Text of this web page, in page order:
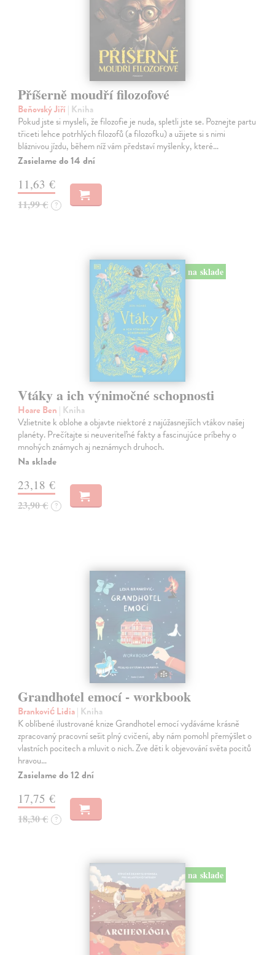
Příšerně moudří filozofové
Beňovský Jiří | Kniha
Pokud jste si mysleli, že filozofie je nuda, spletli jste se. Poznejte partu
třiceti lehce potrhlých filozofů (a filozofku) a užijete si s nimi
bláznivou jízdu, během níž vám představí myšlenky, které…
Zasielame do 14 dní
11,63 €
11,99 € ?
na sklade
Vtáky a ich výnimočné schopnosti
Hoare Ben | Kniha
Vzlietnite k oblohe a objavte niektoré z najúžasnejších vtákov našej
planéty. Prečítajte si neuveriteľné fakty a fascinujúce príbehy o
mnohých známych aj neznámych druhoch.
Na sklade
23,18 €
23,90 € ?
Grandhotel emocí - workbook
Branković Lidia| Kniha
K oblíbené ilustrované knize Grandhotel emocí vydáváme krásně
zpracovaný pracovní sešit plný cvičení, aby nám pomohl přemýšlet o
vlastních pocitech a mluvit o nich. Zve děti k objevování světa pocitů
hravou…
Zasielame do 12 dní
17,75 €
18,30 € ?
na sklade